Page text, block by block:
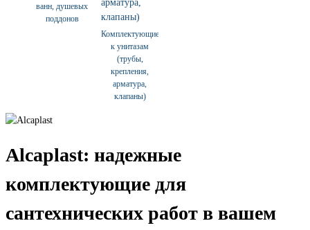
ванн, душевых
поддонов
Комплектующие
к унитазам
(трубы,
крепления,
арматура,
клапаны)
Alcaplast: надежные
комплектующие для
сантехнических работ в вашем